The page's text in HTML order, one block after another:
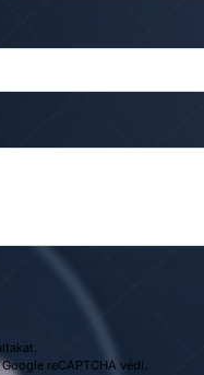
reCAPTCHA védi.